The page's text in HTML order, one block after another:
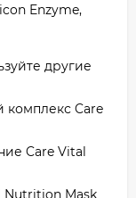
Enzyme,
другие
комплекс Care
Care Vital